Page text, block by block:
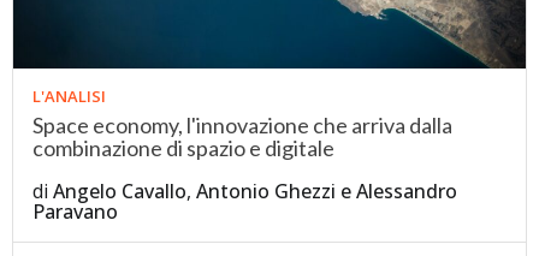
L'ANALISI
Space economy, l'innovazione che arriva dalla
combinazione di spazio e digitale
diAngelo Cavallo,Antonio Ghezzi eAlessandro
Paravano